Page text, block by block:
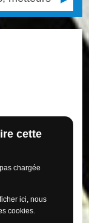
cette
chargée
ici, nous
cookies.